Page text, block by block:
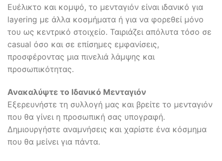
Ευέλικτο και κομψό, το μενταγιόν είναι ιδανικό για
layering με άλλα κοσμήματα ή για να φορεθεί μόνο
του ως κεντρικό στοιχείο. Ταιριάζει απόλυτα τόσο σε
casual όσο και σε επίσημες εμφανίσεις,
προσφέροντας μια πινελιά λάμψης και
προσωπικότητας.
Ανακαλύψτε το Ιδανικό Μενταγιόν
Εξερευνήστε τη συλλογή μας και βρείτε το μενταγιόν
που θα γίνει η προσωπική σας υπογραφή.
Δημιουργήστε αναμνήσεις και χαρίστε ένα κόσμημα
που θα μείνει για πάντα.